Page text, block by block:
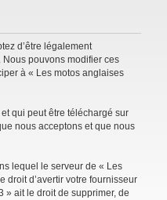
d’être légalement
pouvons modifier ces
à « Les motos anglaises
et qui peut être téléchargé sur
nous acceptons et que nous
lequel le serveur de « Les
droit d’avertir votre fournisseur
» ait le droit de supprimer, de